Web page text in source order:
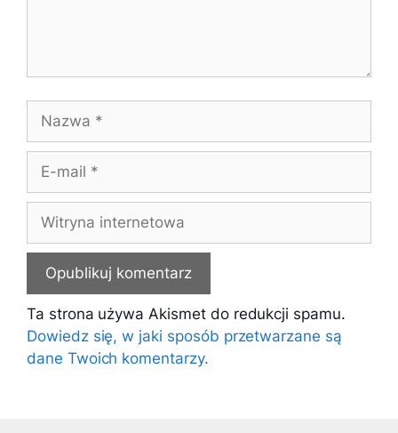
mail
internetowa
Ta strona używa Akismet do redukcji spamu.
Dowiedz się, w jaki sposób przetwarzane są
dane Twoich komentarzy.